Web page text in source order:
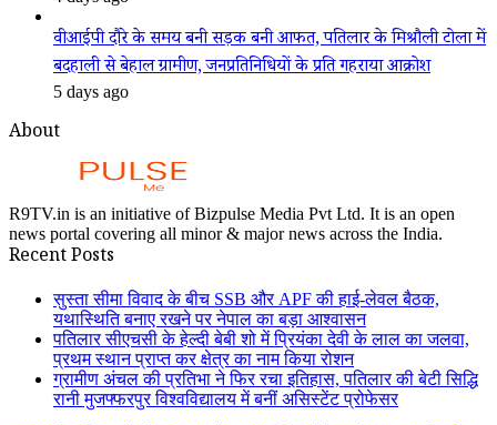
वीआईपी दौरे के समय बनी सड़क बनी आफत, पतिलार के मिश्रौली टोला में
बदहाली से बेहाल ग्रामीण, जनप्रतिनिधियों के प्रति गहराया आक्रोश
5 days ago
About
R9TV.in is an initiative of Bizpulse Media Pvt Ltd. It is an open
news portal covering all minor & major news across the India.
Recent Posts
सुस्ता सीमा विवाद के बीच SSB और APF की हाई-लेवल बैठक,
यथास्थिति बनाए रखने पर नेपाल का बड़ा आश्वासन
पतिलार सीएचसी के हेल्दी बेबी शो में प्रियंका देवी के लाल का जलवा,
प्रथम स्थान प्राप्त कर क्षेत्र का नाम किया रोशन
ग्रामीण अंचल की प्रतिभा ने फिर रचा इतिहास, पतिलार की बेटी सिद्धि
रानी मुजफ्फरपुर विश्वविद्यालय में बनीं असिस्टेंट प्रोफेसर